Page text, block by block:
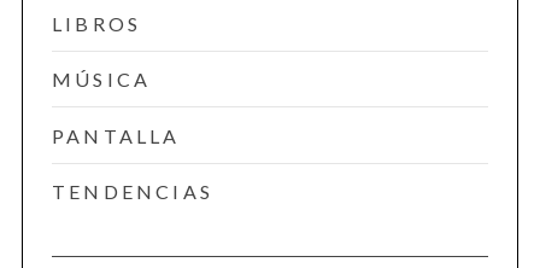
LIBROS
MÚSICA
PANTALLA
TENDENCIAS